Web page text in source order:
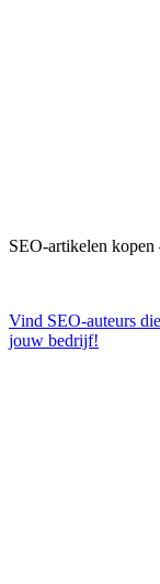
SEO-artikelen
Vind SEO-auteurs
jouw bedrijf!